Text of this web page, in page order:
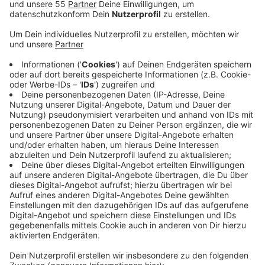
überfordert.
Der DEHOGA hat nach eigenen Angaben zuletzt viele
Anfragen aus der Gastronomie bekommen. Denn die
neue Mehrwegpflicht bedeutet für die Betriebe
einiges an Mehrarbeit. Zum Beispiel müssen sie über
die verschiedenen Mehrweg-Systeme informieren und
diese entsprechend vorrätig haben. Auch die
zusätzlichen Anschaffungskosten machen vielen
Gastrobetrieben zu schaffen. Seit diesem Jahr
müssen Gastronomiebetriebe Getränke und Speisen
zum Mitnehmen auch in Mehrwegverpackungen
anbieten. Davon ausgenommen sind Lieferdienste und
kleine Gastro-Betriebe mit weniger als fünf